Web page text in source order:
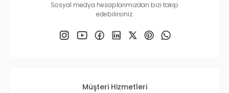
Sosyal medya hesaplarımızdan bizi takip
edebilirsiniz.
Müşteri Hizmetleri